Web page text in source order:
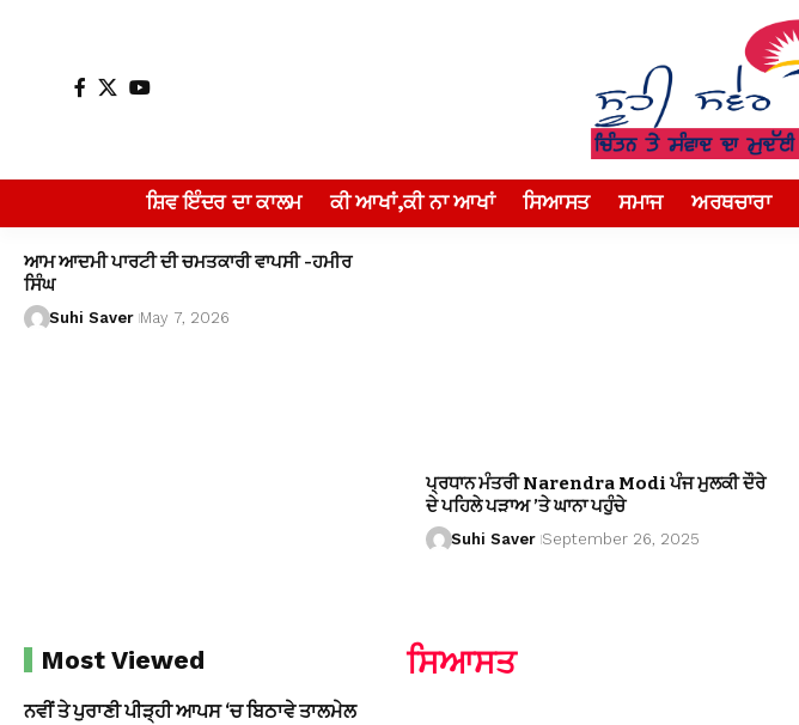
ਸ਼ਿਵ ਇੰਦਰ ਦਾ ਕਾਲਮ ਕੀ ਆਖਾਂ,ਕੀ ਨਾ ਆਖਾਂ ਸਿਆਸਤ ਸਮਾਜ ਅਰਥਚਾਰਾ
ਆਮ ਆਦਮੀ ਪਾਰਟੀ ਦੀ ਚਮਤਕਾਰੀ ਵਾਪਸੀ -ਹਮੀਰ
ਸਿੰਘ
Suhi Saver May 7, 2026
ਪ੍ਰਧਾਨ ਮੰਤਰੀ Narendra Modi ਪੰਜ ਮੁਲਕੀ ਦੌਰੇ
ਦੇ ਪਹਿਲੇ ਪੜਾਅ ’ਤੇ ਘਾਨਾ ਪਹੁੰਚੇ
Suhi Saver September 26, 2025
Most Viewed
ਨਵੀਂ ਤੇ ਪੁਰਾਣੀ ਪੀੜ੍ਹੀ ਆਪਸ ‘ਚ ਬਿਠਾਵੇ ਤਾਲਮੇਲ
ਸਿਆਸਤ